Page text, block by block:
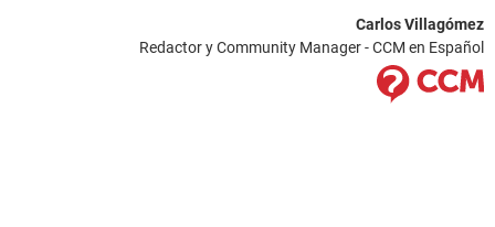
Carlos Villagómez
Redactor y Community Manager - CCM en Español